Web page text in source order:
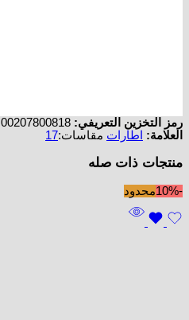
رمز التخزين التعريفي: 00207800818
العلامة: اطارات مقاسات:17
منتجات ذات صله
-10% محدود